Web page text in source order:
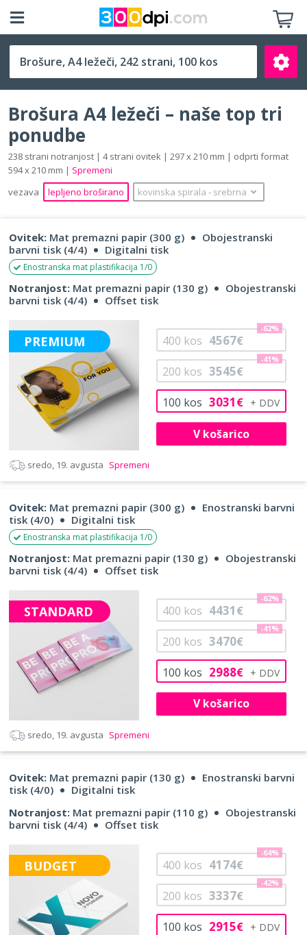
A4 ležeči (297 x 210 mm)
Išči
Brošura A4 ležeči – naše top tri
ponudbe
238 strani notranjost | 4 strani ovitek | 297 x 210 mm | odprti format
594 x 210 mm | Spremeni
vezava
lepljeno broširano kovinska spirala ‐ srebrna
Ovitek: Mat premazni papir (300 g)
Obojestranski
barvni tisk (4/4)
Digitalni tisk
Enostranska mat plastifikacija 1/0
Notranjost: Mat premazni papir (130 g)
Obojestranski
barvni tisk (4/4)
Offset tisk
PREMIUM
100 kos 3031€
200 kos 3545€
-41%
400 kos 4567€
-62%
V košarico
sredo, 19. avgusta Spremeni
Ovitek: Mat premazni papir (300 g)
Enostranski barvni
tisk (4/0)
Digitalni tisk
Enostranska mat plastifikacija 1/0
Notranjost: Mat premazni papir (130 g)
Obojestranski
barvni tisk (4/4)
Offset tisk
STANDARD
100 kos 2988€
200 kos 3470€
-41%
400 kos 4431€
-62%
V košarico
sredo, 19. avgusta Spremeni
Ovitek: Mat premazni papir (130 g)
Enostranski barvni
tisk (4/0)
Digitalni tisk
Notranjost: Mat premazni papir (110 g)
Obojestranski
barvni tisk (4/4)
Offset tisk
BUDGET
100 kos 2915€
200 kos 3337€
-42%
400 kos 4174€
-64%